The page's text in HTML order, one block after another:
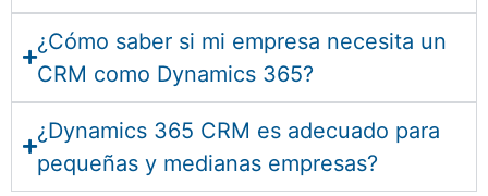
¿Cómo saber si mi empresa necesita un
CRM como Dynamics 365?
¿Dynamics 365 CRM es adecuado para
pequeñas y medianas empresas?